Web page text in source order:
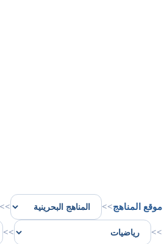
موقع المناهج>>
>>
>>
>>